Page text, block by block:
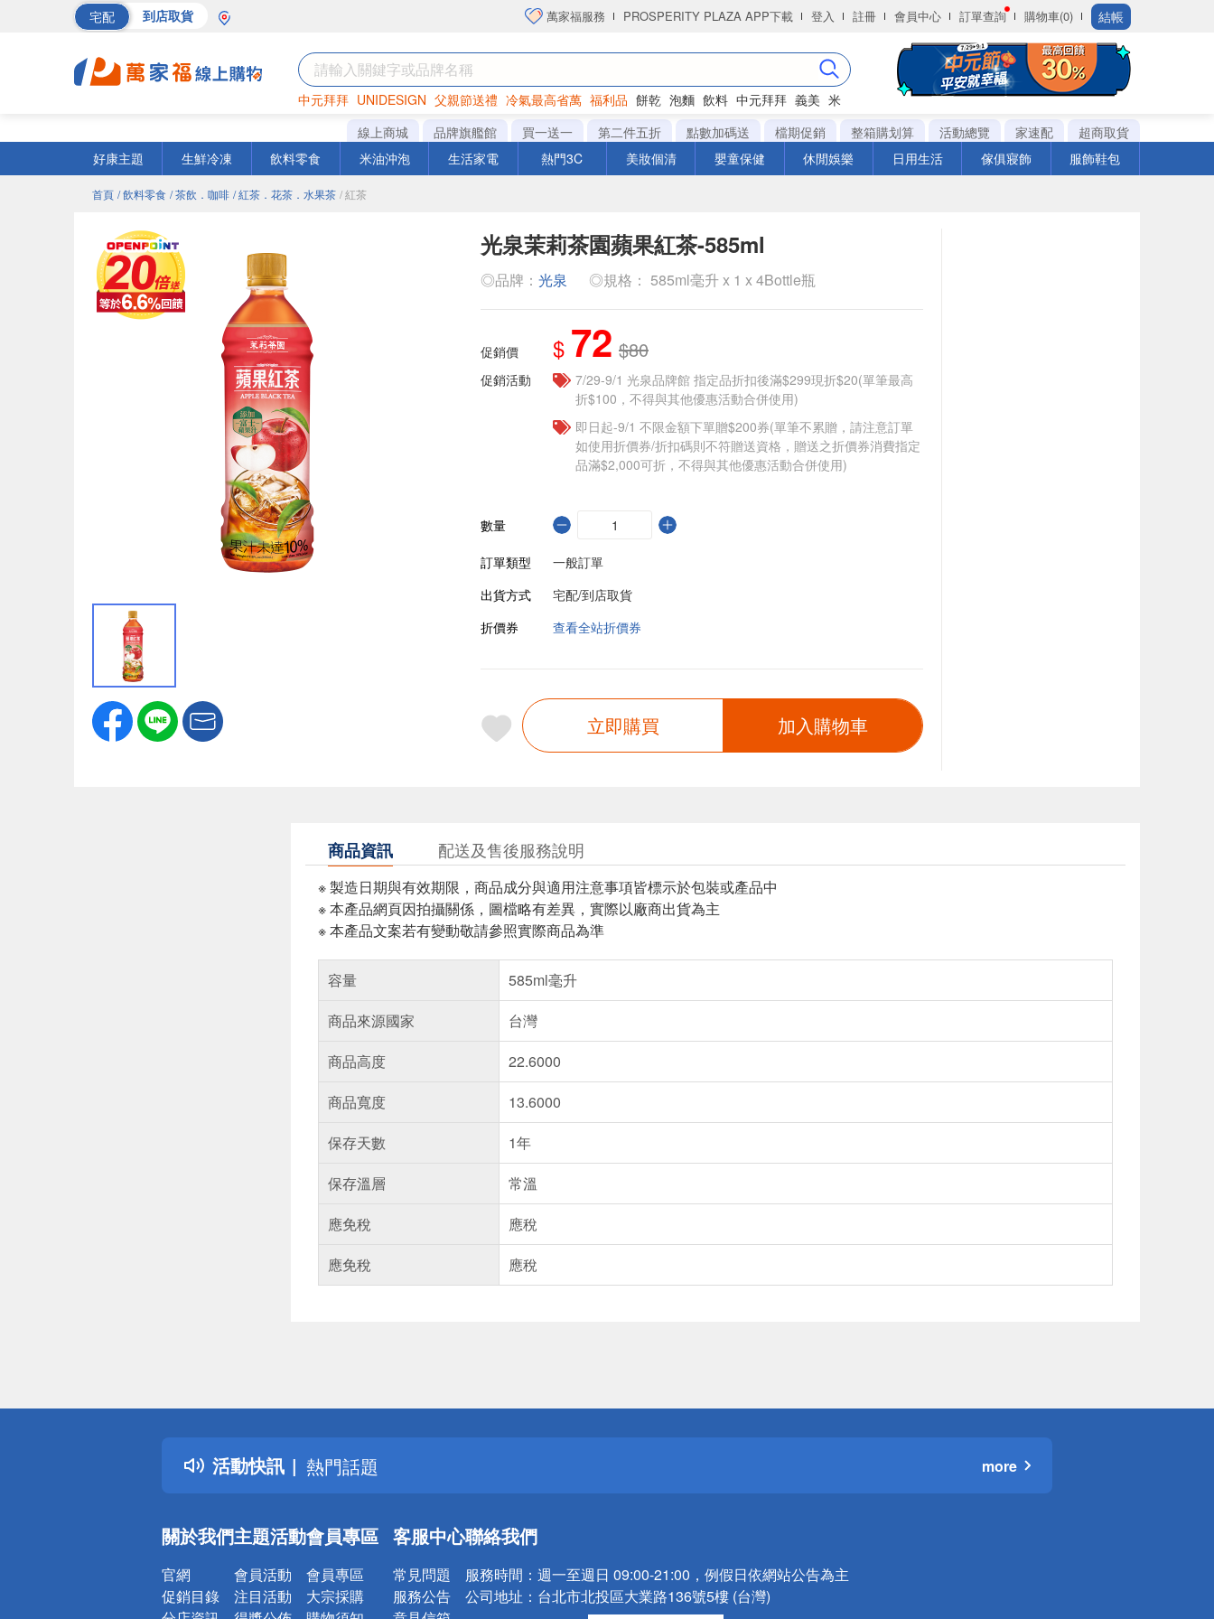
宅配 到店取貨 萬家福服務 PROSPERITY PLAZA APP下載 登入 註冊 會員中心 訂單查詢 購物車(0) 結帳
中元拜拜 UNIDESIGN 父親節送禮 冷氣最高省萬 福利品 餅乾 泡麵 飲料 中元拜拜 義美 米
巧克力 罐頭 衛生紙
線上商城 品牌旗艦館 買一送一 第二件五折 點數加碼送 檔期促銷 整箱購划算 活動總覽 家速配
超商取貨
好康主題
生鮮冷凍 飲料零食 米油沖泡 生活家電 熱門3C 美妝個清 嬰童保健 休閒娛樂 日用生活 傢俱寢飾 服飾鞋包
首頁 / 飲料零食 / 茶飲．咖啡 / 紅茶．花茶．水果茶 / 紅茶
光泉茉莉茶園蘋果紅茶-585ml
◎品牌： 光泉 ◎規格： 585ml毫升 x 1 x 4Bottle瓶
促銷價 $ 72 $80
促銷活動
7/29-9/1 光泉品牌館 指定品折扣後滿$299現折$20(單筆最高
折$100，不得與其他優惠活動合併使用)
即日起-9/1 不限金額下單贈$200券(單筆不累贈，請注意訂單
如使用折價券/折扣碼則不符贈送資格，贈送之折價券消費指定
品滿$2,000可折，不得與其他優惠活動合併使用)
數量
訂單類型
一般訂單
出貨方式
宅配/到店取貨
折價券
查看全站折價券
立即購買 加入購物車
商品資訊 配送及售後服務說明
※ 製造日期與有效期限，商品成分與適用注意事項皆標示於包裝或產品中
※ 本產品網頁因拍攝關係，圖檔略有差異，實際以廠商出貨為主
※ 本產品文案若有變動敬請參照實際商品為準
容量
585ml毫升
商品來源國家
台灣
商品高度
22.6000
商品寬度
13.6000
保存天數
1年
保存溫層
常溫
應免稅
應稅
應免稅
應稅
活動快訊
詐騙網頁！請小心！
得獎公告
熱門話題
銀行優惠
詐騙網頁！請小心！
more
關於我們
官網
促銷目錄
主題活動
會員活動
注目活動
會員專區
會員專區
大宗採購
客服中心
常見問題
服務公告
聯絡我們
服務時間： 週一至週日 09:00-21:00，例假日依網站公告為主
公司地址： 台北市北投區大業路136號5樓 (台灣)